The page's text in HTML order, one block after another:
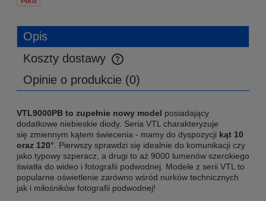
Opis
Koszty dostawy
Cena nie zawiera ewentualnych kosztów płatności
Opinie o produkcie (0)
VTL9000PB to zupełnie nowy model posiadający
dodatkowe niebieskie diody. Seria VTL charakteryzuje
się zmiennym kątem świecenia - mamy do dyspozycji kąt 10
oraz 120° . Pierwszy sprawdzi się idealnie do komunikacji czy
jako typowy szperacz, a drugi to aż 9000 lumenów szerokiego
światła do wideo i fotografii podwodnej. Modele z serii VTL to
popularne oświetlenie zarówno wśród nurków technicznych
jak i miłośników fotografii podwodnej!